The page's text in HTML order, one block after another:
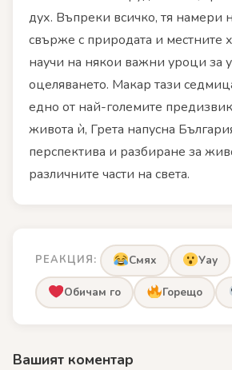
дух. Въпреки всичко, тя намери
свърже с природата и местните
научи на някои важни уроци за
оцеляването. Макар тази
едно от най-големите
живота ѝ, Грета напусна
перспектива и разбиране за
различните части на света.
РЕАКЦИЯ: Смях Уау
Обичам го Горещо
Вашият коментар